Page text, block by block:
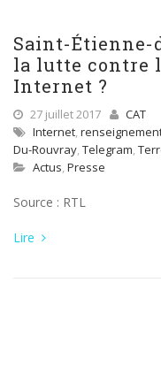
Saint-Étienne-
la lutte contre
Internet ?
27 juillet 2017
CAT
Internet,
Du-Rouvray, Telegram,
Actus, Presse
Source : RTL
Lire